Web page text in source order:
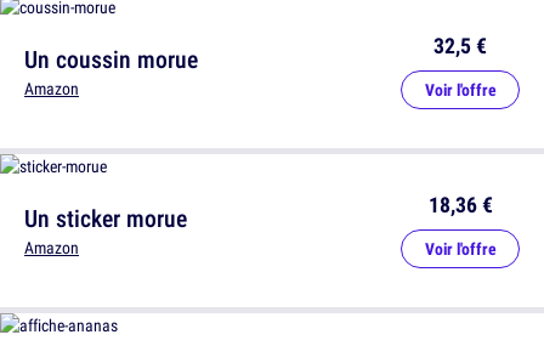
Un coussin morue
Amazon
32,5 €
Voir l'offre
Un sticker morue
Amazon
18,36 €
Voir l'offre